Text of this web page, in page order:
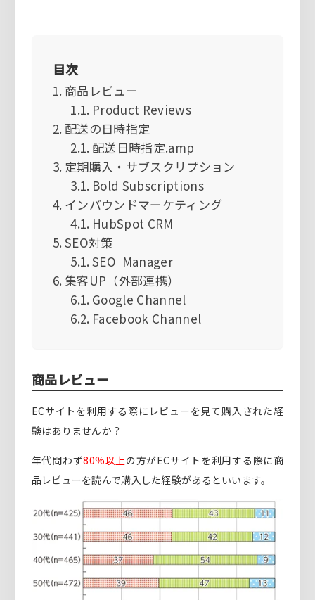
目次
商品レビュー
Product Reviews
配送の日時指定
配送日時指定.amp
定期購入・サブスクリプション
Bold Subscriptions
インバウンドマーケティング
HubSpot CRM
SEO対策
SEO Manager
集客UP（外部連携）
Google Channel
Facebook Channel
商品レビュー
ECサイトを利用する際にレビューを見て購入された経
験はありませんか？
年代問わず80%以上の方がECサイトを利用する際に商
品レビューを読んで購入した経験があるといいます。